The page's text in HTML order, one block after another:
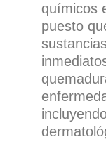
químicos
puesto